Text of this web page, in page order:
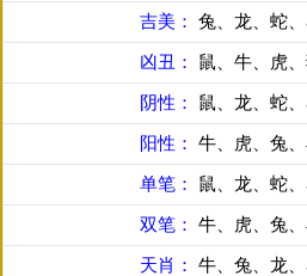
吉美： 兔、龙、蛇
凶丑： 鼠、牛、虎
阴性： 鼠、龙、蛇
阳性： 牛、虎、兔
单笔： 鼠、龙、蛇
双笔： 牛、虎、兔
天肖： 牛、兔、龙